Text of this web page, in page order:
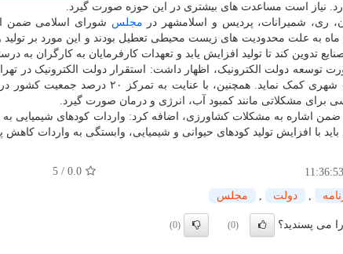
نیاز است مساعدت های بیشتری در این حوزه صورت گیرد.
ری، شمیرانات، پردیس و اسلامشهر در مجلس شورای اسلامی ضمن
ماه به علت محدودیت های زیست محیطی تعطیل بودند و این مورد بر تولید
تدوین کند تا تولید افزایش یابد و تعهدات کارفرمایان به کارگران به
توسعه دولت الکترونیک، اظهار داشت: استقرار دولت الکترونیک در
و به بهبود مدیریت شهری کمک نماید.
برای مشکلاتی مانند کمبود آب، انرژی و درمان صورت گیرد.
ضمن اشاره به مشکلات کشاورزی، اضافه کرد: واردات کودهای شیمیایی به
با افزایش تولید کودهای حیوانی و شیمیایی، وابستگی به واردات کاهش
11:36:53
0.0
/
5
دولت مجلس
می پسندید؟ (0)
(0)